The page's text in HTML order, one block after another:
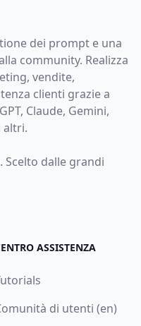
dei prompt e una
community. Realizza
vendite,
clienti grazie a
Claude, Gemini,
altri.
Scelto dalle grandi
ASSISTENZA
di utenti (en)